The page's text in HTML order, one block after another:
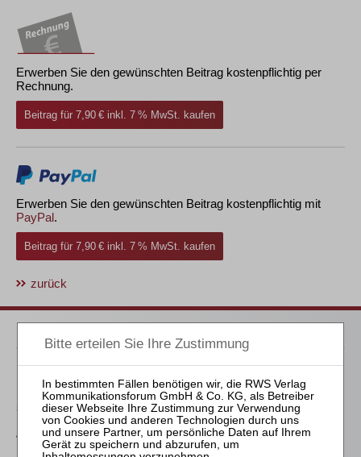
Erwerben Sie den gewünschten Beitrag kostenpflichtig per
Rechnung.
Beitrag für 7,90 € inkl. 7 % MwSt. kaufen
Erwerben Sie den gewünschten Beitrag kostenpflichtig mit
PayPal.
Beitrag für 7,90 € inkl. 7 % MwSt. kaufen
zurück
Passende Bücher
Die Freigabe der
selbständigen Tätigkeit
nach § 35 Abs. 2 InsO aus
arbeitsrechtlicher
Perspektive